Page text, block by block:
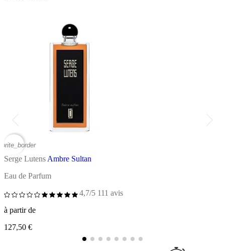
Serge LutensAmbre Sultan
Eau de Parfum
4,7/5 111 avis
à partir de
127,50 €